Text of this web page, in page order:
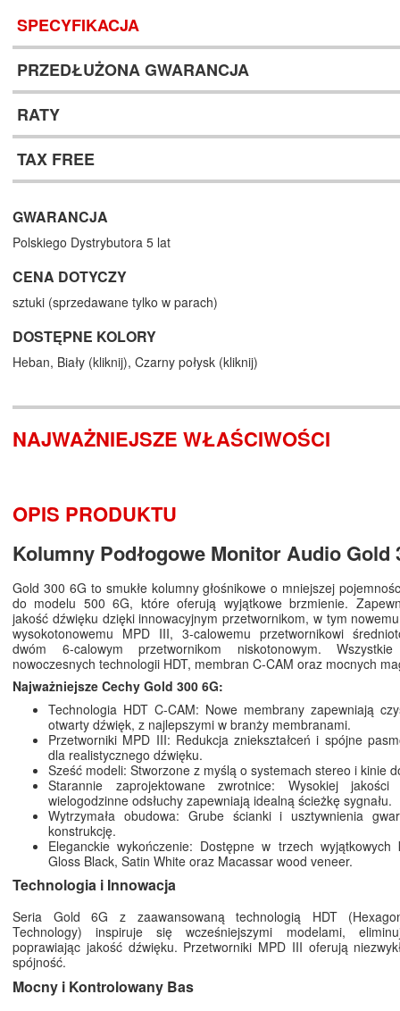
SPECYFIKACJA
PRZEDŁUŻONA GWARANCJA
RATY
TAX FREE
GWARANCJA
Polskiego Dystrybutora 5 lat
CENA DOTYCZY
sztuki (sprzedawane tylko w parach)
DOSTĘPNE KOLORY
Heban, Biały (kliknij), Czarny połysk (kliknij)
NAJWAŻNIEJSZE WŁAŚCIWOŚCI
OPIS PRODUKTU
Kolumny Podłogowe Monitor Audio Gold
Gold 300 6G to smukłe kolumny głośnikowe o mniejszej
do modelu 500 6G, które oferują wyjątkowe brzmienie.
jakość dźwięku dzięki innowacyjnym przetwornikom, w tym
wysokotonowemu MPD III, 3-calowemu przetwornikowi
dwóm 6-calowym przetwornikom niskotonowym.
nowoczesnych technologii HDT, membran C-CAM oraz mocnych
Najważniejsze Cechy Gold 300 6G:
Technologia HDT C-CAM: Nowe membrany zapewniają
otwarty dźwięk, z najlepszymi w branży membranami.
Przetworniki MPD III: Redukcja zniekształceń i spójne
dla realistycznego dźwięku.
Sześć modeli: Stworzone z myślą o systemach stereo i kinie
Starannie zaprojektowane zwrotnice: Wysokiej
wielogodzinne odsłuchy zapewniają idealną ścieżkę sygnału.
Wytrzymała obudowa: Grube ścianki i usztywnienia
konstrukcję.
Eleganckie wykończenie: Dostępne w trzech wyjątkowych
Gloss Black, Satin White oraz Macassar wood veneer.
Technologia i Innowacja
Seria Gold 6G z zaawansowaną technologią HDT
Technology) inspiruje się wcześniejszymi modelami,
poprawiając jakość dźwięku. Przetworniki MPD III oferują
spójność.
Mocny i Kontrolowany Bas